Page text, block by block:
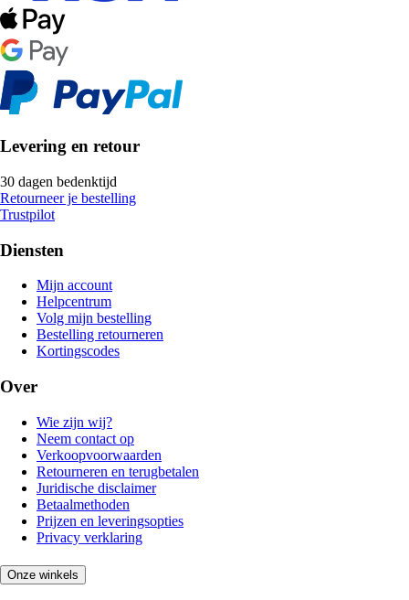
Levering en retour
30 dagen bedenktijd
Retourneer je bestelling
Trustpilot
Diensten
Mijn account
Helpcentrum
Volg mijn bestelling
Bestelling retourneren
Kortingscodes
Over
Wie zijn wij?
Neem contact op
Verkoopvoorwaarden
Retourneren en terugbetalen
Juridische disclaimer
Betaalmethoden
Prijzen en leveringsopties
Privacy verklaring
Onze winkels